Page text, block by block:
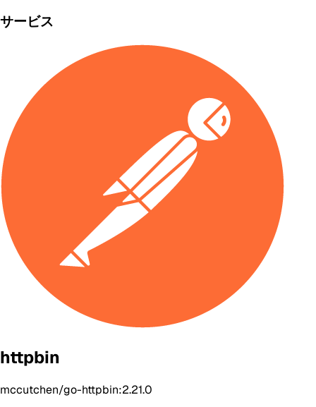
サービス
httpbin
mccutchen/go-httpbin:2.21.0